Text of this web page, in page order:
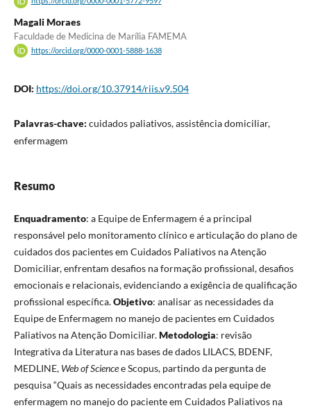
Magali Moraes
Faculdade de Medicina de Marília FAMEMA
https://orcid.org/0000-0001-5888-1638
DOI: https://doi.org/10.37914/riis.v9.504
Palavras-chave: cuidados paliativos, assistência domiciliar,
enfermagem
Resumo
Enquadramento: a Equipe de Enfermagem é a principal
responsável pelo monitoramento clínico e articulação do plano de
cuidados dos pacientes em Cuidados Paliativos na Atenção
Domiciliar, enfrentam desafios na formação profissional, desafios
emocionais e relacionais, evidenciando a exigência de qualificação
profissional específica.Objetivo: analisar as necessidades da
Equipe de Enfermagem no manejo de pacientes em Cuidados
Paliativos na Atenção Domiciliar.Metodologia: revisão
Integrativa da Literatura nas bases de dados LILACS, BDENF,
MEDLINE, Web of Sciencee Scopus, partindo da pergunta de
pesquisa “Quais as necessidades encontradas pela equipe de
enfermagem no manejo do paciente em Cuidados Paliativos na